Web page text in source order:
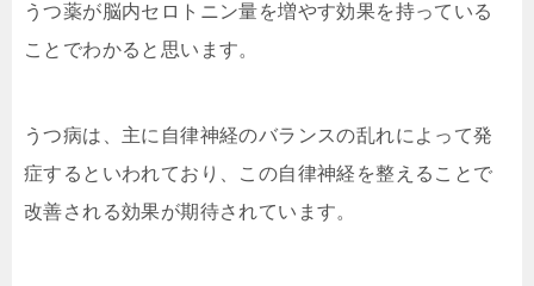
うつ薬が脳内セロトニン量を増やす効果を持っている
ことでわかると思います。
うつ病は、主に自律神経のバランスの乱れによって発
症するといわれており、この自律神経を整えることで
改善される効果が期待されています。